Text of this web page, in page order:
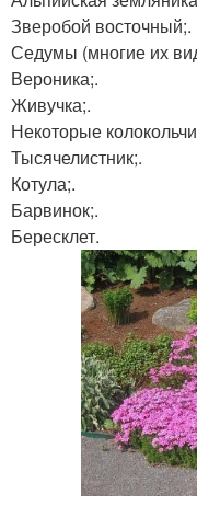
Зверобой восточный;.
Седумы (многие их
Вероника;.
Живучка;.
Некоторые
Тысячелистник;.
Котула;.
Барвинок;.
Бересклет.